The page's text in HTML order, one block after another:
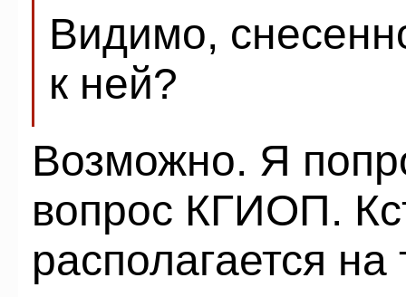
Видимо,
к ней?
Возможно. Я
вопрос КГИОП.
располагается